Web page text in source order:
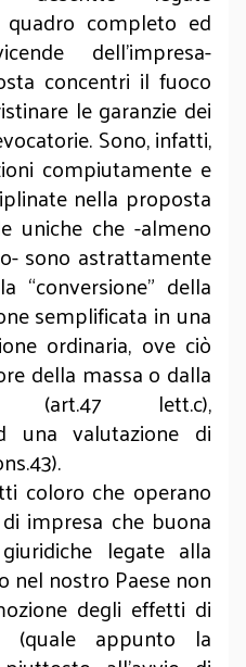
quadro completo ed
dell’impresa-
concentri il fuoco
le garanzie dei
Sono, infatti,
compiutamente e
nella proposta
uniche che -almeno
sono astrattamente
“conversione” della
semplificata in una
ordinaria, ove ciò
della massa o dalla
(art.47 lett.c),
una valutazione di
coloro che operano
impresa che buona
legate alla
nel nostro Paese non
degli effetti di
(quale appunto la